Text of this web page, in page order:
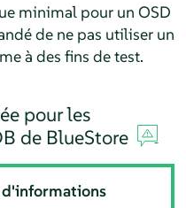
minimal pour un OSD
de ne pas utiliser un
à des fins de test.
pour les
de BlueStore